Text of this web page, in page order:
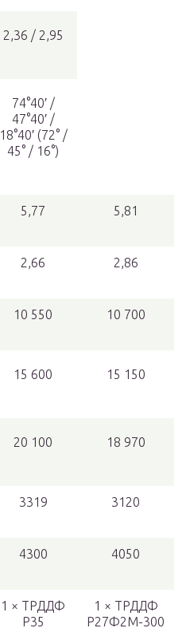
2,36 / 2,95
74°40′ /
47°40′ /
18°40′ (72° /
45° / 16°)
5,77 5,81
2,66 2,86
10 550 10 700
15 600 15 150
20 100 18 970
3319 3120
4300 4050
1 × ТРДДФ
Р35
1 × ТРДДФ
Р27Ф2М-300